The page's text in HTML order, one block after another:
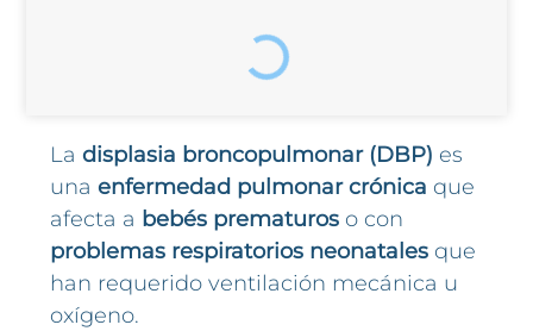
Ladisplasia broncopulmonar (DBP) es
unaenfermedad pulmonar crónica que
afecta a bebés prematuros o con
problemas respiratorios neonatales que
han requerido ventilación mecánica u
oxígeno.